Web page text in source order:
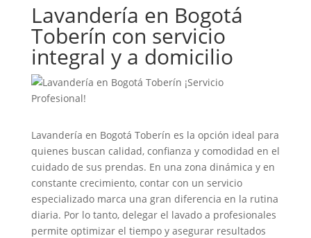
Lavandería en Bogotá
Toberín con servicio
integral y a domicilio
Lavandería en Bogotá Toberín es la opción ideal para
quienes buscan calidad, confianza y comodidad en el
cuidado de sus prendas. En una zona dinámica y en
constante crecimiento, contar con un servicio
especializado marca una gran diferencia en la rutina
diaria. Por lo tanto, delegar el lavado a profesionales
permite optimizar el tiempo y asegurar resultados